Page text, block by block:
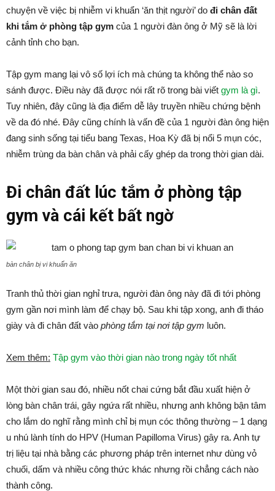
chuyện về việc bị nhiễm vi khuẩn ‘ăn thịt người’ do đi chân đất
khi tắm ở phòng tập gym của 1 người đàn ông ở Mỹ sẽ là lời
cảnh tỉnh cho bạn.
Tập gym mang lại vô số lợi ích mà chúng ta không thể nào so
sánh được. Điều này đã được nói rất rõ trong bài viết gym là gì.
Tuy nhiên, đây cũng là địa điểm dễ lây truyền nhiều chứng bệnh
về da đó nhé. Đây cũng chính là vấn đề của 1 người đàn ông hiện
đang sinh sống tại tiểu bang Texas, Hoa Kỳ đã bị nổi 5 mụn cóc,
nhiễm trùng da bàn chân và phải cấy ghép da trong thời gian dài.
Đi chân đất lúc tắm ở phòng tập
gym và cái kết bất ngờ
bàn chân bị vi khuẩn ăn
Tranh thủ thời gian nghỉ trưa, người đàn ông này đã đi tới phòng
gym gần nơi mình làm để chạy bộ. Sau khi tập xong, anh đi tháo
giày và đi chân đất vào phòng tắm tại nơi tập gym luôn.
Xem thêm: Tập gym vào thời gian nào trong ngày tốt nhất
Một thời gian sau đó, nhiều nốt chai cứng bắt đầu xuất hiện ở
lòng bàn chân trái, gây ngứa rất nhiều, nhưng anh không bận tâm
cho lắm do nghĩ rằng mình chỉ bị mụn cóc thông thường – 1 dạng
u nhú lành tính do HPV (Human Papilloma Virus) gây ra. Anh tự
trị liệu tại nhà bằng các phương pháp trên internet như dùng vỏ
chuối, dấm và nhiều công thức khác nhưng rồi chẳng cách nào
thành công.